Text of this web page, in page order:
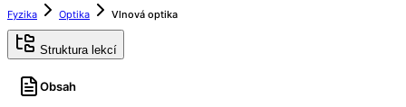
Fyzika
Optika Vlnová optika
Struktura lekcí
Obsah